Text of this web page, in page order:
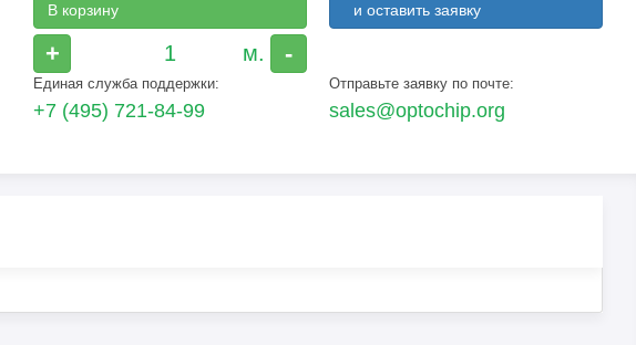
В корзину
+ -
и оставить заявку
Единая служба поддержки:
+7 (495) 721-84-99
Отправьте заявку по почте:
sales@optochip.org